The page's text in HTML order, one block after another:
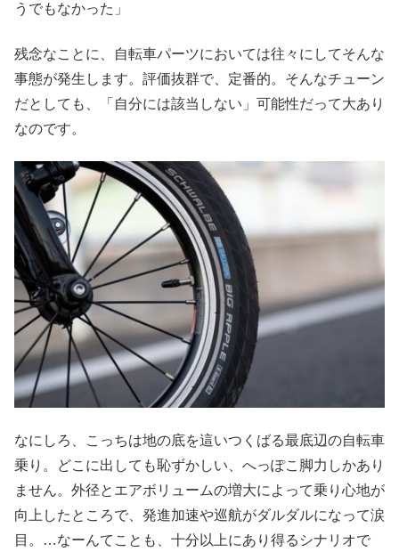
うでもなかった」
残念なことに、自転車パーツにおいては往々にしてそんな
事態が発生します。評価抜群で、定番的。そんなチューン
だとしても、「自分には該当しない」可能性だって大あり
なのです。
なにしろ、こっちは地の底を這いつくばる最底辺の自転車
乗り。どこに出しても恥ずかしい、へっぽこ脚力しかあり
ません。外径とエアボリュームの増大によって乗り心地が
向上したところで、発進加速や巡航がダルダルになって涙
目。…なーんてことも、十分以上にあり得るシナリオで